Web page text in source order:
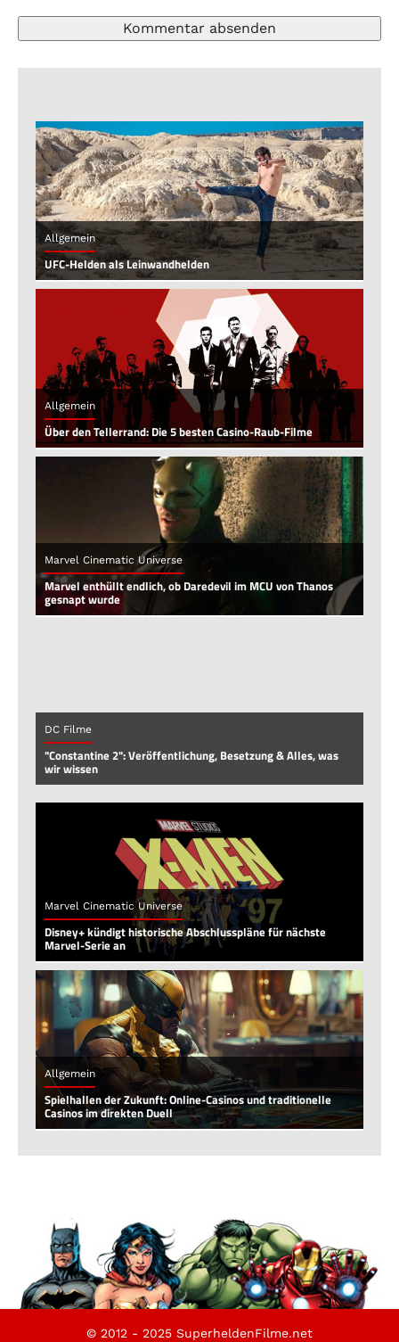
Allgemein
UFC-Helden als Leinwandhelden
Allgemein
Über den Tellerrand: Die 5 besten Casino-Raub-Filme
Marvel Cinematic Universe
Marvel enthüllt endlich, ob Daredevil im MCU von Thanos
gesnapt wurde
DC Filme
"Constantine 2": Veröffentlichung, Besetzung & Alles, was
wir wissen
Marvel Cinematic Universe
Disney+ kündigt historische Abschlusspläne für nächste
Marvel-Serie an
Allgemein
Spielhallen der Zukunft: Online-Casinos und traditionelle
Casinos im direkten Duell
© 2012 - 2025 SuperheldenFilme.net